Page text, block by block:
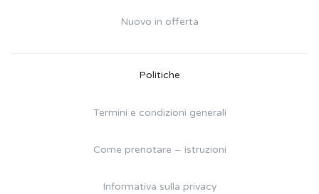
Nuovo in offerta
Politiche
Termini e condizioni generali
Come prenotare – istruzioni
Informativa sulla privacy